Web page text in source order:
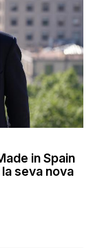
in Spain
seva nova